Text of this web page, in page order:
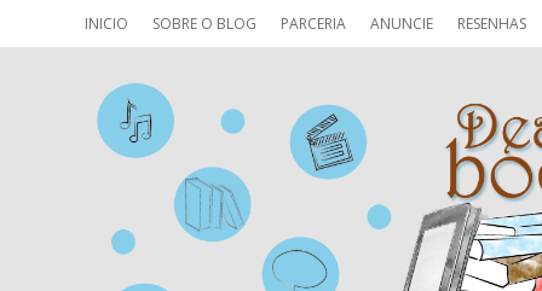
INICIO SOBRE O BLOG PARCERIA ANUNCIE RESENHAS